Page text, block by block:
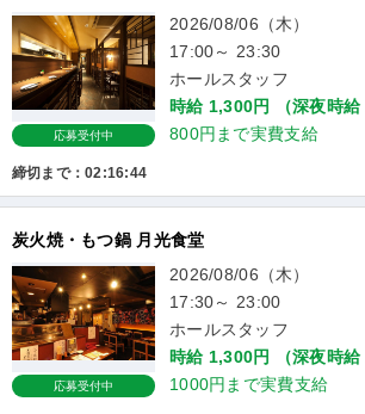
応募受付中
2026/08/06（木）
17:00～ 23:30
ホールスタッフ
時給 1,300円 （深夜時給
800円まで実費支給
締切まで：02:16:43
炭火焼・もつ鍋 月光食堂
応募受付中
2026/08/06（木）
17:30～ 23:00
ホールスタッフ
時給 1,300円 （深夜時給
1000円まで実費支給